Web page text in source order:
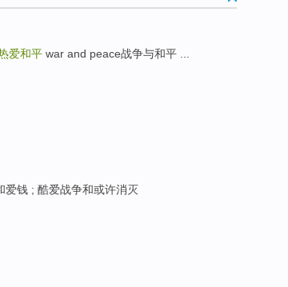
爱和平 war and peace战争与和平 ...
爱钱 ; 酷爱战争和或许消灭